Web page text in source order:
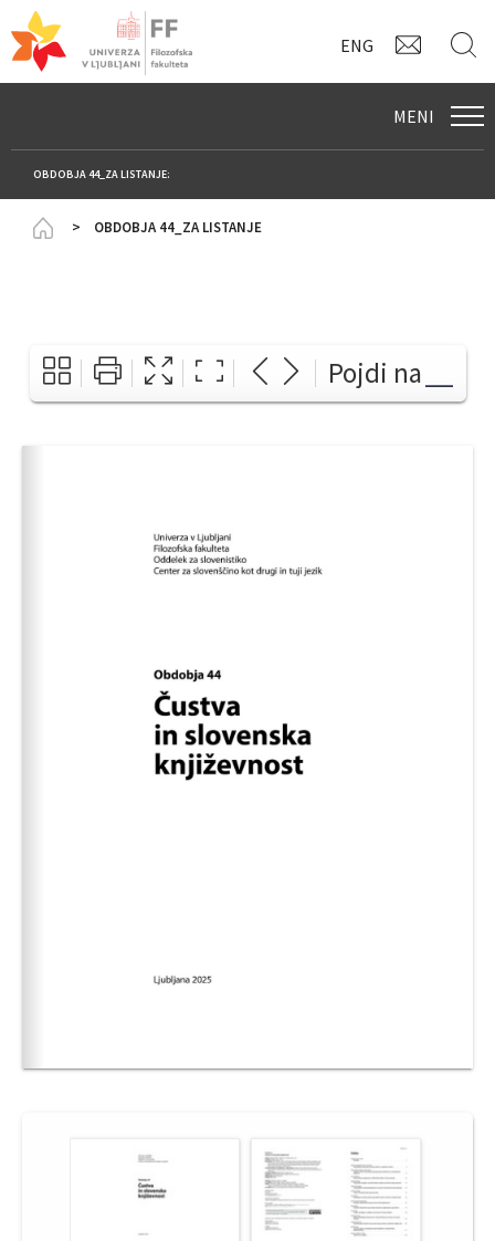
ENG
MENI
OBDOBJA 44_ZA LISTANJE:
HomepageOBDOBJA 44_ZA LISTANJE
Pojdi na